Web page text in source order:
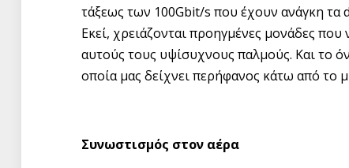
τάξεως των 100Gbit/s που έχουν ανάγκη τα
Εκεί, χρειάζονται προηγμένες μονάδες
αυτούς τους υψίσυχνους παλμούς. Και το
οποία μας δείχνει περήφανος κάτω από το
Συνωστισμός στον αέρα